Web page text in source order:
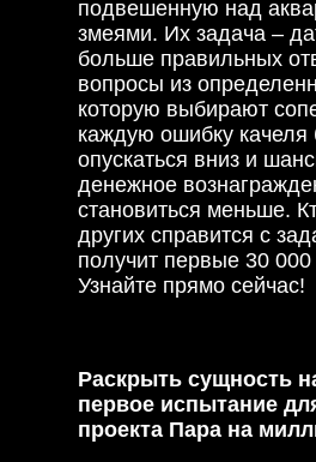
подвешенную над
змеями. Их задача –
больше правильных
вопросы из
которую выбирают
каждую ошибку качеля
опускаться вниз и
денежное
становиться меньше.
других справится с
получит первые 30 000
Узнайте прямо сейчас!
Раскрыть сущность
первое испытание
проекта Пара на